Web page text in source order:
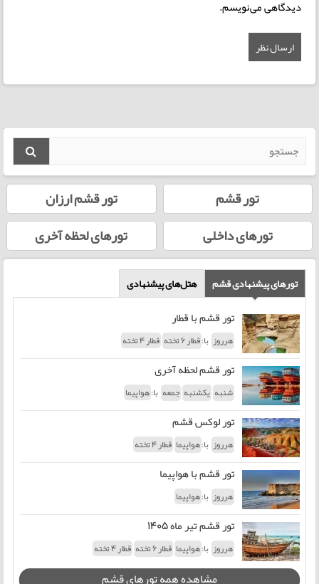
دیدگاهی می‌نویسم.
تور قشم
تور قشم ارزان
تورهای داخلی
تورهای لحظه‌ آخری
تورهای پیشنهادی قشم هتل‌های پیشنهادی
تور قشم با قطار
هرروز با:قطار 6 تخته قطار 4 تخته
تور قشم لحظه آخری
شنبه یکشنبه جمعه با:هواپیما
تور لوکس قشم
هرروز با:هواپیما قطار 4 تخته
تور قشم با هواپیما
هرروز با:هواپیما
تور قشم تیر ماه 1405
هرروز با:هواپیما قطار 6 تخته قطار 4 تخته
مشاهده همه تورهای قشم